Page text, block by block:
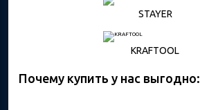
STAYER
KRAFTOOL
Почему купить у нас выгодно: